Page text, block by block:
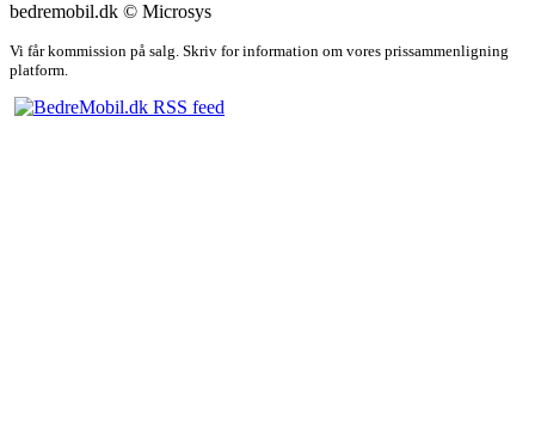
bedremobil.dk © Microsys
Vi får kommission på salg. Skriv for information om vores prissammenligning
platform.